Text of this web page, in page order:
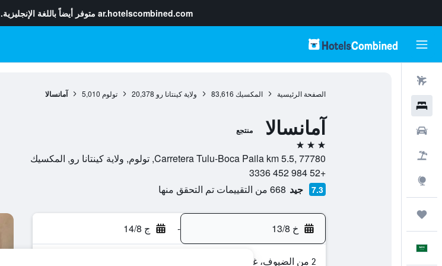
ar.hotelscombined.com متوفر أيضاً باللغة الإنجليزية.
الصفحة الرئيسية المكسيك 83,616 ولاية كينتانا رو 20,378 تولوم 5,010 آمانسالا
آمانسالا منتجع
3 نجوم
Carretera Tulu-Boca Paila km 5.5, 77780, تولوم, ولاية كينتانا رو, المكسيك
+52 984 452 3336
7.3 جيد 668 من التقييمات تم التحقق منها
خ 13/8 - ج 14/8
2 من الضيوف، غرفة واحدة